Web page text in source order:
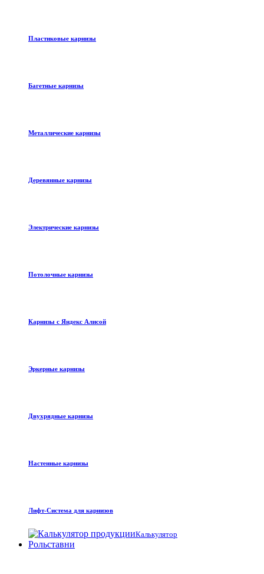
Пластиковые карнизы
Багетные карнизы
Металлические карнизы
Деревянные карнизы
Электрические карнизы
Потолочные карнизы
Карнизы с Яндекс Алисой
Эркерные карнизы
Двухрядные карнизы
Настенные карнизы
Лифт-Система для карнизов
Калькулятор
Рольставни